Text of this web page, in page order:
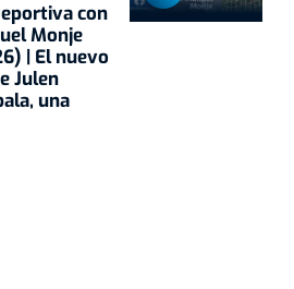
con
Monje
| El nuevo
Julen
una